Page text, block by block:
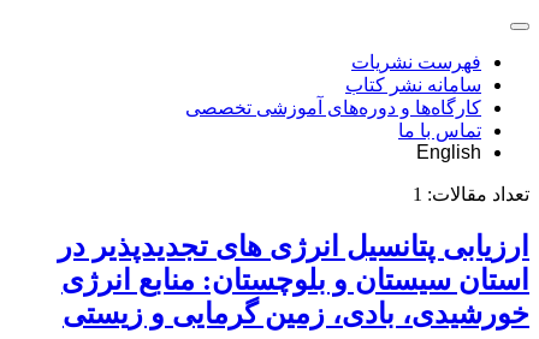
فهرست نشریات
سامانه نشر کتاب
کارگاه‌ها و دوره‌های آموزشی تخصصی
تماس با ما
English
تعداد مقالات: 1
ارزیابی پتانسیل انرژی‏ های تجدید‌پذیر در
استان سیستان و بلوچستان: منابع انرژی
خورشیدی، بادی، زمین‏ گرمایی و زیستی